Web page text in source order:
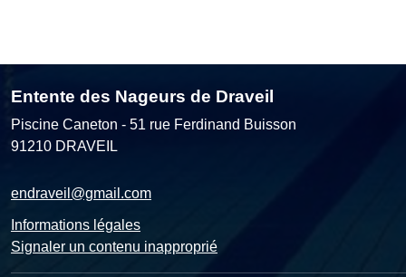
Entente des Nageurs de Draveil
Piscine Caneton - 51 rue Ferdinand Buisson
91210 DRAVEIL
endraveil@gmail.com
Informations légales
Signaler un contenu inapproprié